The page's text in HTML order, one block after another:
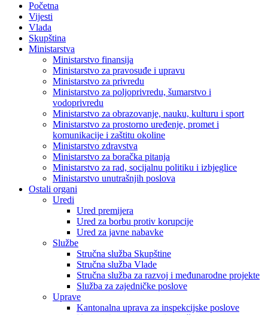
Početna
Vijesti
Vlada
Skupština
Ministarstva
Ministarstvo finansija
Ministarstvo za pravosuđe i upravu
Ministarstvo za privredu
Ministarstvo za poljoprivredu, šumarstvo i
vodoprivredu
Ministarstvo za obrazovanje, nauku, kulturu i sport
Ministarstvo za prostorno uređenje, promet i
komunikacije i zaštitu okoline
Ministarstvo zdravstva
Ministarstvo za boračka pitanja
Ministarstvo za rad, socijalnu politiku i izbjeglice
Ministarstvo unutrašnjih poslova
Ostali organi
Uredi
Ured premijera
Ured za borbu protiv korupcije
Ured za javne nabavke
Službe
Stručna služba Skupštine
Stručna služba Vlade
Stručna služba za razvoj i međunarodne projekte
Služba za zajedničke poslove
Uprave
Kantonalna uprava za inspekcijske poslove